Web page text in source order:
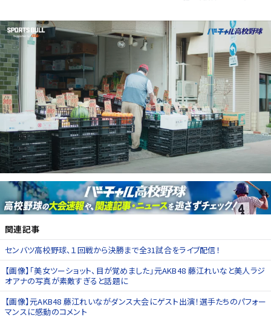
関連記事
センバツ高校野球、１回戦から決勝まで全31試合をライブ配信！
【画像】「美女ツーショット、目が覚めました」元AKB48 藤江れいなと美人ラジ
オアナの写真が素敵すぎると話題に
【画像】元AKB48 藤江れいながダンス大会にゲスト出演！選手たちのパフォー
マンスに感動のコメント